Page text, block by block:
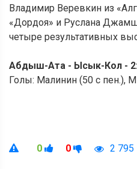
Владимир Веревкин из
«Дордоя» и Руслана
четыре результативных
Абдыш-Ата - Ысык-Кол -
Голы: Малинин (50 с пен.),
0 0 2 795